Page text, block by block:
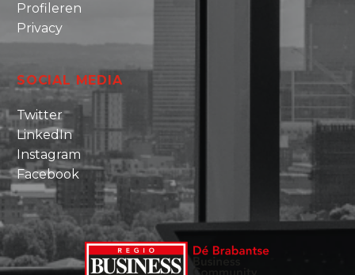
Profileren
Privacy
SOCIAL MEDIA
Twitter
LinkedIn
Instagram
Facebook